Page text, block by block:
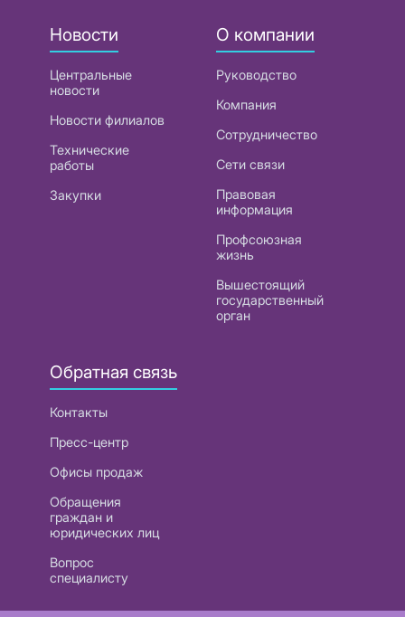
Новости
Центральные
новости
Новости филиалов
Технические
работы
Закупки
О компании
Руководство
Компания
Сотрудничество
Сети связи
Правовая
информация
Профсоюзная
жизнь
Вышестоящий
государственный
орган
Обратная связь
Контакты
Пресс-центр
Офисы продаж
Обращения
граждан и
юридических лиц
Вопрос
специалисту